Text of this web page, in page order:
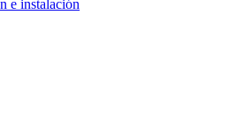
e instalación